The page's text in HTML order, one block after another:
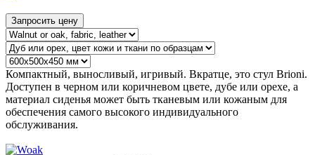
Запросить цену
Компактный, выносливый, игривый. Вкратце, это стул Brioni.
Доступен в черном или коричневом цвете, дубе или орехе, а
материал сиденья может быть тканевым или кожаным для
обеспечения самого высокого индивидуального
обслуживания.